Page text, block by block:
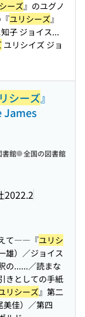
ーズ』のユグノ
ユリシーズ』
子 ジョイス...
ユリシイズ ジョ
シーズ』
James
2022.2
書館 全国の図書館
えて――『ユリシ
雄）／ジョイス
の......／読まな
きとしての手紙
リシーズ』第二
美佳）／第四